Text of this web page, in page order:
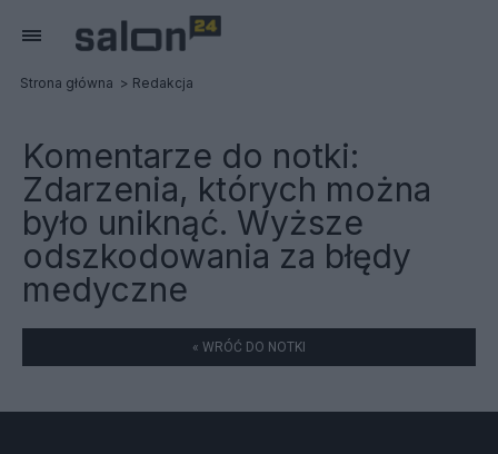
Strona główna Redakcja
Komentarze do notki:
Zdarzenia, których można
było uniknąć. Wyższe
odszkodowania za błędy
medyczne
« WRÓĆ DO NOTKI